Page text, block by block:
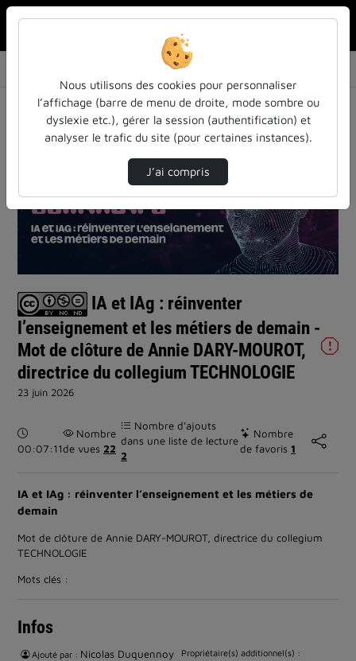
IA et IAg : réinventer l’enseignement et les…
Lire
la
vidéo
IA et IAg : réinventer
l’enseignement et les métiers de demain -
Mot de clôture de Annie DARY-MOUROT,
directrice du collegium TECHNOLOGIE
23 juin 2026
Durée :
00:07:11
Nombre
de vues 22
Nombre d’ajouts
dans une liste de lecture
2
Nombre
de favoris1
IA et IAg : réinventer l’enseignement et les métiers de
demain
Mot de clôture de Annie DARY-MOUROT, directrice du collegium
TECHNOLOGIE
Mots clés :
Infos
Ajouté par : Nicolas Duquennoy Propriétaire(s) additionnel(s) :
Nous utilisons des cookies pour personnaliser
l’affichage (barre de menu de droite, mode sombre ou
dyslexie etc.), gérer la session (authentification) et
analyser le trafic du site (pour certaines instances).
J’ai compris